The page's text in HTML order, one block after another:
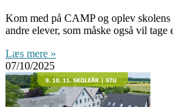
Kom med på CAMP og oplev
andre elever, som måske også vil
Læs mere »
07/10/2025